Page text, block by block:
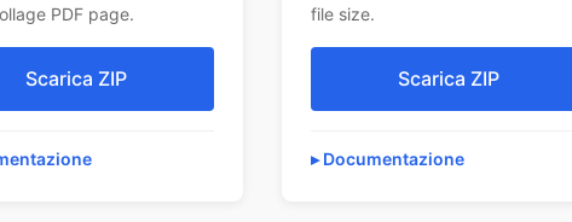
PDF page.
Scarica ZIP
file size.
Scarica ZIP
Documentazione